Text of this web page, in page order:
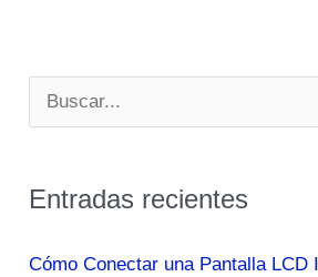
u
c
Entradas recientes
Cómo Conectar una Pantalla LCD